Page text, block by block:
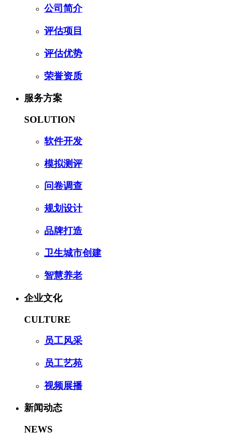
公司简介
评估项目
评估优势
荣誉资质
服务方案
SOLUTION
软件开发
模拟测评
问卷调查
规划设计
品牌打造
卫生城市创建
智慧养老
企业文化
CULTURE
员工风采
员工艺苑
视频展播
新闻动态
NEWS